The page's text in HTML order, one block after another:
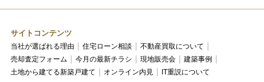
サイトコンテンツ
当社が選ばれる理由 住宅ローン相談
不動産買取について
売却査定フォーム
今月の最新チラシ 現地販売会
建築事例
土地から建てる新築戸建て
オンライン内見 IT重説について